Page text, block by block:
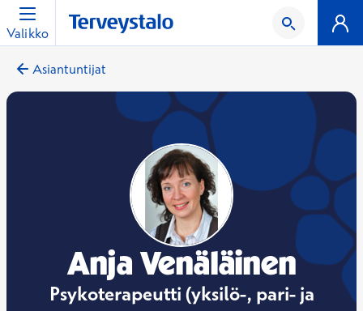
Valikko
Asiantuntijat
Anja Venäläinen
Psykoterapeutti (yksilö-, pari- ja